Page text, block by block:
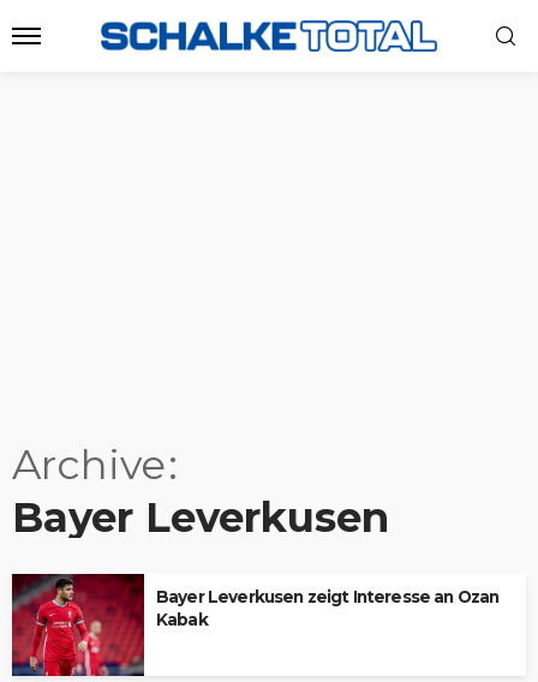
Archive
Bayer Leverkusen
Bayer Leverkusen zeigt Interesse an Ozan
Kabak